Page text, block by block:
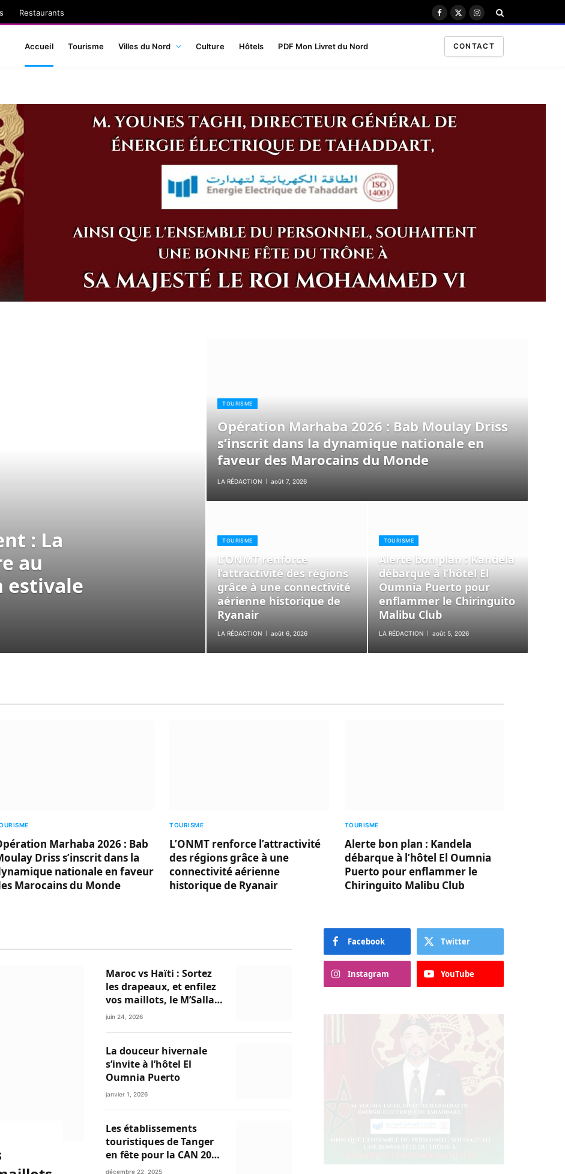
Restaurants Facebook
X
Instagram
Accueil Tourisme Villes du Nord Culture Hôtels PDF Mon Livret du Nord CONTACT
: La
au
estivale
TOURISME
Opération Marhaba 2026 : Bab Moulay Driss
s’inscrit dans la dynamique nationale en
faveur des Marocains du Monde
LA RÉDACTION août 7, 2026
TOURISME
L’ONMT renforce
l’attractivité des régions
grâce à une connectivité
aérienne historique de
Ryanair
LA RÉDACTION août 6, 2026
TOURISME
Alerte bon plan : Kandela
débarque à l’hôtel El
Oumnia Puerto pour
enflammer le Chiringuito
Malibu Club
LA RÉDACTION août 5, 2026
Marhaba 2026 : Bab
Driss s’inscrit dans la
nationale en faveur
Marocains du Monde
TOURISME
L’ONMT renforce l’attractivité
des régions grâce à une
connectivité aérienne
historique de Ryanair
TOURISME
Alerte bon plan : Kandela
débarque à l’hôtel El Oumnia
Puerto pour enflammer le
Chiringuito Malibu Club
Maroc vs Haïti : Sortez
les drapeaux, et enfilez
vos maillots, le M’Sallah
Garden Club et Le Relais
juin 24, 2026
La douceur hivernale
s’invite à l’hôtel El
Oumnia Puerto
janvier 1, 2026
Les établissements
touristiques de Tanger
en fête pour la CAN 2025
et les festivités de fin
décembre 22, 2025
Facebook Twitter
Instagram YouTube